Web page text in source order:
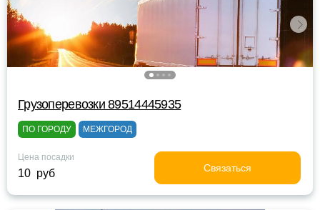
Грузоперевозки 89514445935
ПО ГОРОДУ МЕЖГОРОД
Цена посадки
10 руб Связаться